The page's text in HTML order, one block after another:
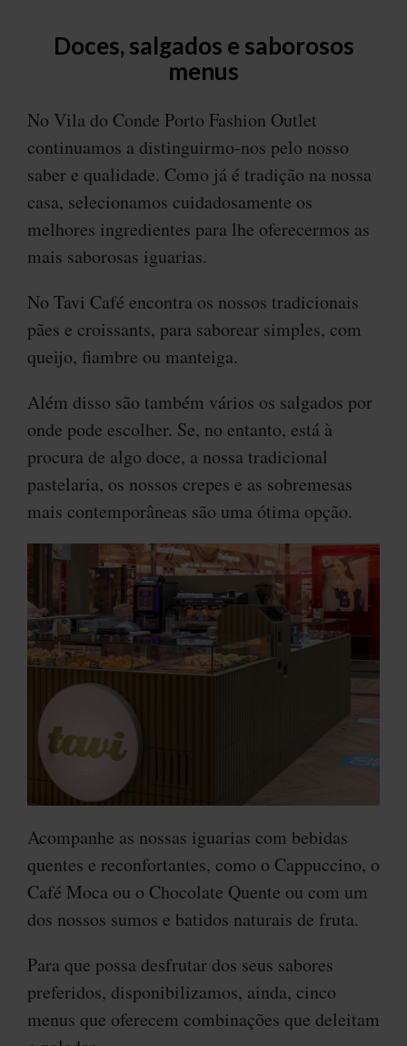
Doces, salgados e saborosos
menus
No Vila do Conde Porto Fashion Outlet
continuamos a distinguirmo-nos pelo nosso
saber e qualidade. Como já é tradição na nossa
casa, selecionamos cuidadosamente os
melhores ingredientes para lhe oferecermos as
mais saborosas iguarias.
No Tavi Café encontra os nossos tradicionais
pães e croissants, para saborear simples, com
queijo, fiambre ou manteiga.
Além disso são também vários os salgados por
onde pode escolher. Se, no entanto, está à
procura de algo doce, a nossa tradicional
pastelaria, os nossos crepes e as sobremesas
mais contemporâneas são uma ótima opção.
Acompanhe as nossas iguarias com bebidas
quentes e reconfortantes, como o Cappuccino, o
Café Moca ou o Chocolate Quente ou com um
dos nossos sumos e batidos naturais de fruta.
Para que possa desfrutar dos seus sabores
preferidos, disponibilizamos, ainda, cinco
menus que oferecem combinações que deleitam